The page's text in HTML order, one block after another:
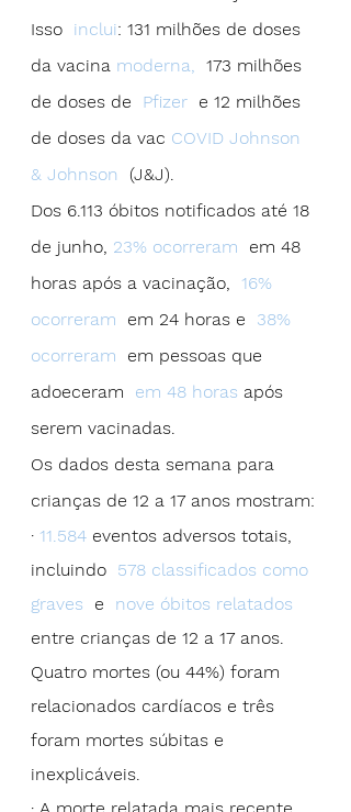
Isso inclui: 131 milhões de doses
da vacina moderna,
173 milhões
de doses de Pfizer
  e 12 milhões
de doses da vac COVID Johnson
& Johnson
  (J&J).
Dos 6.113 óbitos notificados até 18
de junho, 23% ocorreram
  em 48
horas após a vacinação, 16%
ocorreram
  em 24 horas e
38%
ocorreram
  em pessoas que
adoeceram em 48 horas após
serem vacinadas.
Os dados desta semana para
crianças de 12 a 17 anos mostram:
· 11.584 eventos adversos totais,
incluindo 578 classificados como
graves
  e
nove óbitos relatados
entre crianças de 12 a 17 anos.
Quatro mortes (ou 44%) foram
relacionados cardíacos e três
foram mortes súbitas e
inexplicáveis.
· A morte relatada mais recente